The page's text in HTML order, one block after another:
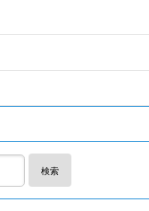
検索